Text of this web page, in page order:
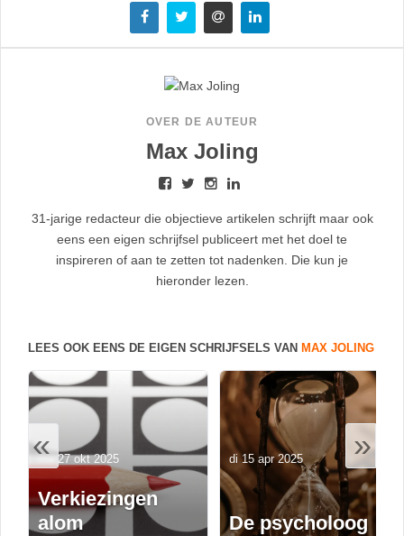
OVER DE AUTEUR
Max Joling
31-jarige redacteur die objectieve artikelen schrijft maar ook
eens een eigen schrijfsel publiceert met het doel te
inspireren of aan te zetten tot nadenken. Die kun je
hieronder lezen.
LEES OOK EENS DE EIGEN SCHRIJFSELS VAN MAX JOLING
«
Verkiezingen
alom
ma 27 okt 2025
De psycholoog
di 15 apr 2025 »